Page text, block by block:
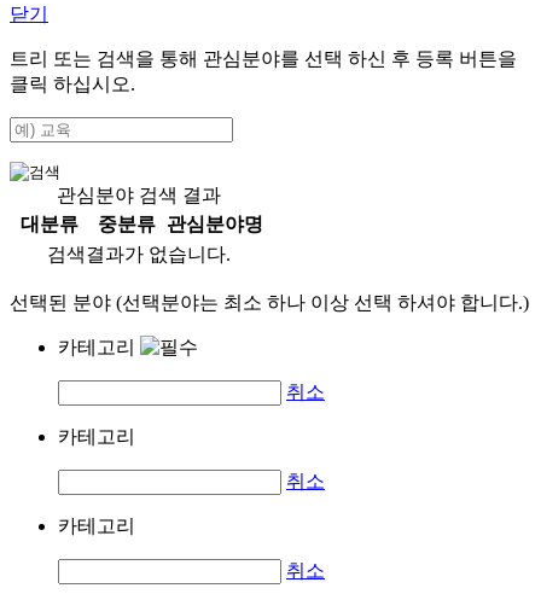
닫기
트리 또는 검색을 통해 관심분야를 선택 하신 후 등록 버튼을
클릭 하십시오.
관심분야 검색 결과
대분류
중분류
관심분야명
검색결과가 없습니다.
선택된 분야 (선택분야는 최소 하나 이상 선택 하셔야 합니다.)
카테고리
취소
카테고리
취소
카테고리
취소